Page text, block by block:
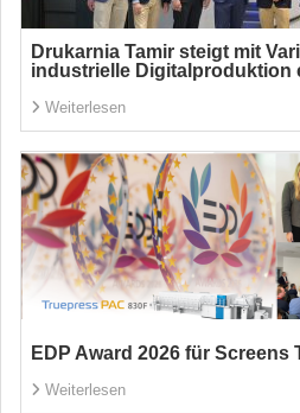
Drukarnia Tamir steigt mit
industrielle Digitalproduktion
Weiterlesen
EDP Award 2026 für Screens
Weiterlesen